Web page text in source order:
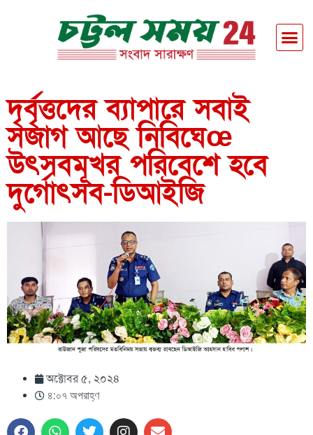
দৃর্বৃত্তদের ব্যাপারে সবাই
সজাগ আছে নিবিঘেœ
উৎসবমূখর পরিবেশে হবে
দুর্গোৎসব-ডিআইজি
অক্টোবর ৫, ২০২৪
৪:০৭ অপরাহ্ণ